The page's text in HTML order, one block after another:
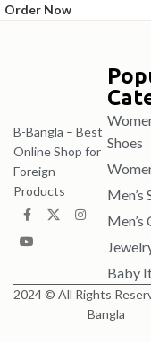
Order Now
B-Bangla – Best
Online Shop for
Foreign
Products
Shoes
Men’s
Men’s
Baby
2024 © All Rights
Bangla